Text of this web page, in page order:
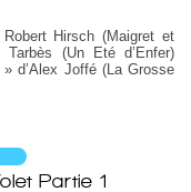
Hirsch (Maigret et
(Un Eté d’Enfer)
d’Alex Joffé (La Grosse
Partie 1